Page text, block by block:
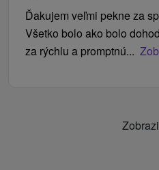
Ďakujem veľmi pekne za
Všetko bolo ako bolo
za rýchlu a promptnú...